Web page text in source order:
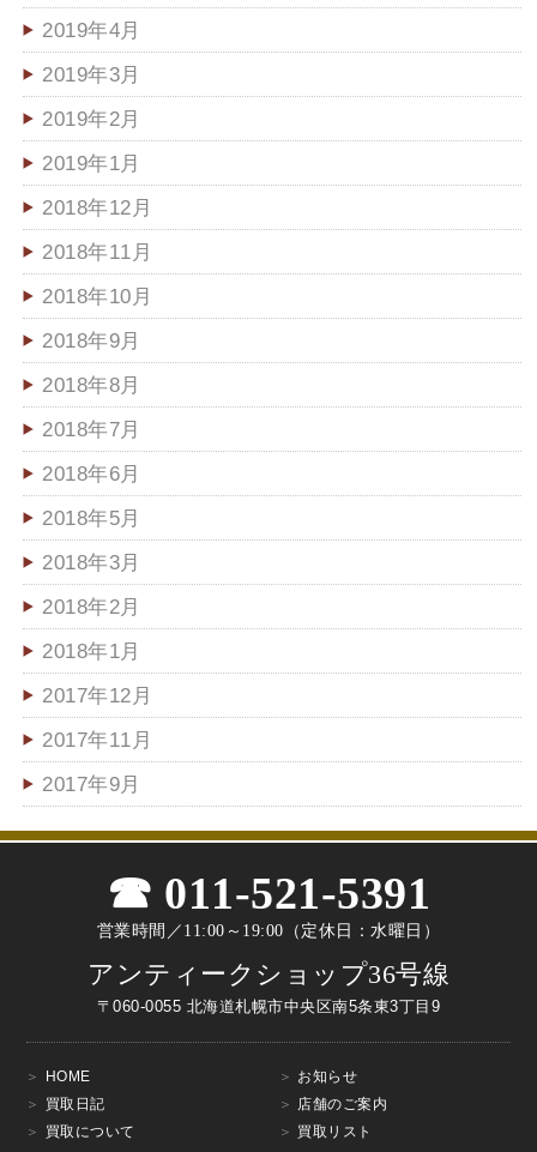
2019年4月
2019年3月
2019年2月
2019年1月
2018年12月
2018年11月
2018年10月
2018年9月
2018年8月
2018年7月
2018年6月
2018年5月
2018年3月
2018年2月
2018年1月
2017年12月
2017年11月
2017年9月
011-521-5391
営業時間／11:00～19:00（定休日：水曜日）
アンティークショップ36号線
〒060-0055 北海道札幌市中央区南5条東3丁目9
HOME
お知らせ
買取日記
店舗のご案内
買取について
買取リスト